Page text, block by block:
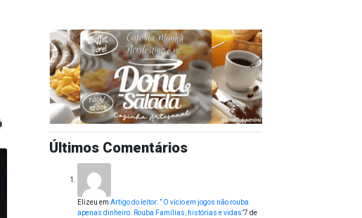
Últimos Comentários
Elizeu em Artigo do leitor: ” O vício em jogos não rouba
apenas dinheiro. Rouba Famílias, histórias e vidas”7 de